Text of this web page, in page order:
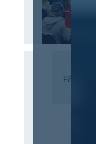
Förderer